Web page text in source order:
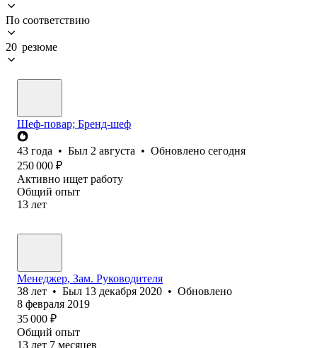
По соответствию
20 резюме
Шеф-повар; Бренд-шеф
43 года • Был 2 августа • Обновлено сегодня
250 000 ₽
Активно ищет работу
Общий опыт
13 лет
Менеджер, Зам. Руководителя
38 лет • Был 13 декабря 2020 • Обновлено
8 февраля 2019
35 000 ₽
Общий опыт
13 лет 7 месяцев